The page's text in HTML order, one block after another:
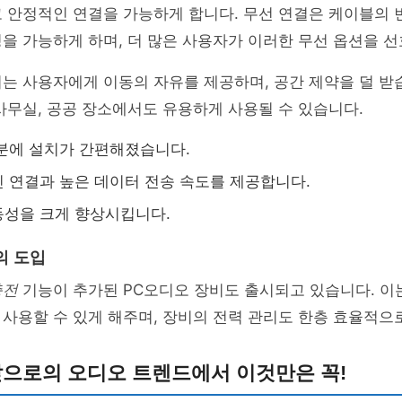
안정적인 연결을 가능하게 합니다. 무선 연결은 케이블의
가능하게 하며, 더 많은 사용자가 이러한 무선 옵션을
사용자에게 이동의 자유를 제공하며, 공간 제약을 덜 받
무실, 공공 장소에서도 유용하게 사용될 수 있습니다.
에 설치가 간편해졌습니다.
연결과 높은 데이터 전송 속도를 제공합니다.
을 크게 향상시킵니다.
도입
기능이 추가된 PC오디오 장비도 출시되고 있습니다. 이
용할 수 있게 해주며, 장비의 전력 관리도 한층 효율적으
로의 오디오 트렌드에서 이것만은 꼭!